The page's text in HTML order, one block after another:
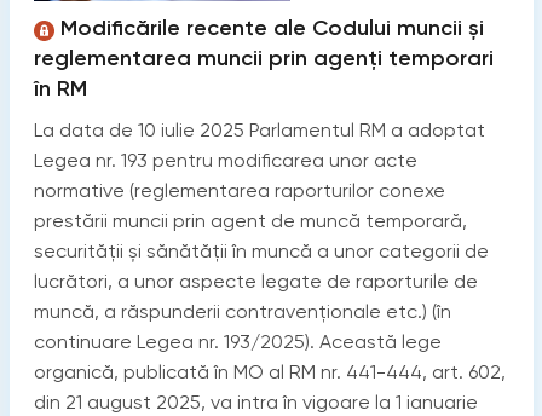
Modificările recente ale Codului muncii și
reglementarea muncii prin agenți temporari
în RM
La data de 10 iulie 2025 Parlamentul RM a adoptat
Legea nr. 193 pentru modificarea unor acte
normative (reglementarea raporturilor conexe
prestării muncii prin agent de muncă temporară,
securității și sănătății în muncă a unor categorii de
lucrători, a unor aspecte legate de raporturile de
muncă, a răspunderii contravenționale etc.) (în
continuare Legea nr. 193/2025). Această lege
organică, publicată în MO al RM nr. 441-444, art. 602,
din 21 august 2025, va intra în vigoare la 1 ianuarie